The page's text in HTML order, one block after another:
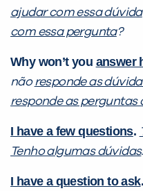
ajudar com essa dúvida
com essa pergunta?
Why won’t you answer
nãoresponde as
responde as perguntas
I have a few questions.
Tenho algumas dúvidas.
I have a question to ask.